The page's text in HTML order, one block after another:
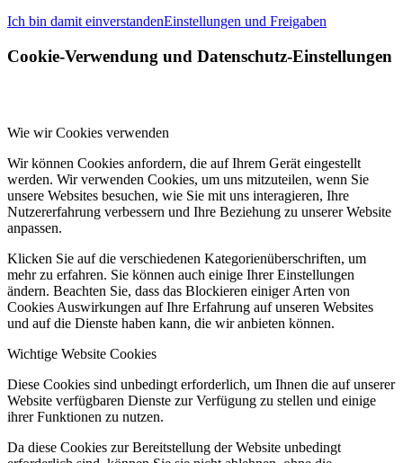
Ich bin damit einverstandenEinstellungen und Freigaben
Cookie-Verwendung und Datenschutz-Einstellungen
Wie wir Cookies verwenden
Wir können Cookies anfordern, die auf Ihrem Gerät eingestellt
werden. Wir verwenden Cookies, um uns mitzuteilen, wenn Sie
unsere Websites besuchen, wie Sie mit uns interagieren, Ihre
Nutzererfahrung verbessern und Ihre Beziehung zu unserer Website
anpassen.
Klicken Sie auf die verschiedenen Kategorienüberschriften, um
mehr zu erfahren. Sie können auch einige Ihrer Einstellungen
ändern. Beachten Sie, dass das Blockieren einiger Arten von
Cookies Auswirkungen auf Ihre Erfahrung auf unseren Websites
und auf die Dienste haben kann, die wir anbieten können.
Wichtige Website Cookies
Diese Cookies sind unbedingt erforderlich, um Ihnen die auf unserer
Website verfügbaren Dienste zur Verfügung zu stellen und einige
ihrer Funktionen zu nutzen.
Da diese Cookies zur Bereitstellung der Website unbedingt